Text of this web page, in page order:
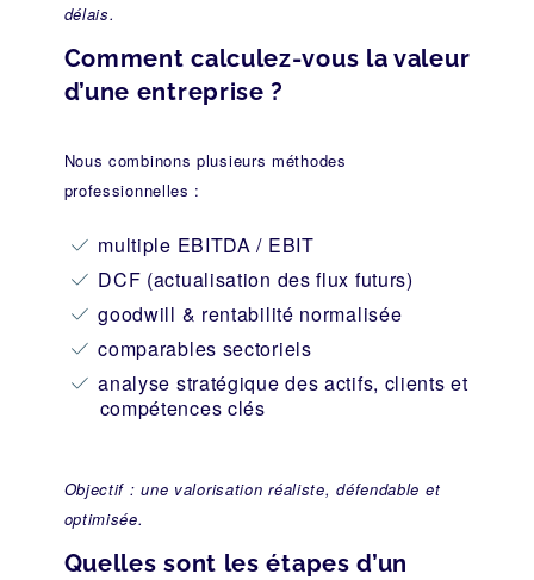
délais.
Comment calculez-vous la valeur
d’une entreprise ?
Nous combinons plusieurs méthodes
professionnelles :
multiple EBITDA / EBIT
DCF (actualisation des flux futurs)
goodwill & rentabilité normalisée
comparables sectoriels
analyse stratégique des actifs, clients et
compétences clés
Objectif : une valorisation réaliste, défendable et
optimisée.
Quelles sont les étapes d’un